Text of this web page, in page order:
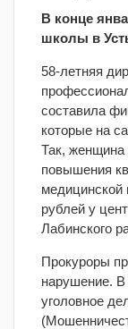
В конце
школы в
58-летняя
составила
которые на
Так, женщина
повышения
медицинской
рублей у
Лабинского
Прокуроры
нарушение. В
уголовное